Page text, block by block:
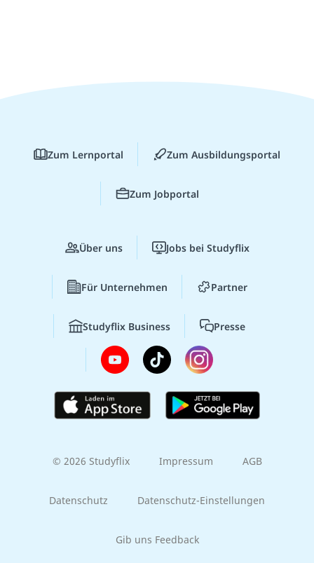
Zum Lernportal Zum Ausbildungsportal
Zum Jobportal
Über uns Jobs bei Studyflix
Für Unternehmen Partner
Studyflix Business Presse
© 2026 Studyflix Impressum AGB
Datenschutz Datenschutz-Einstellungen
Gib uns Feedback